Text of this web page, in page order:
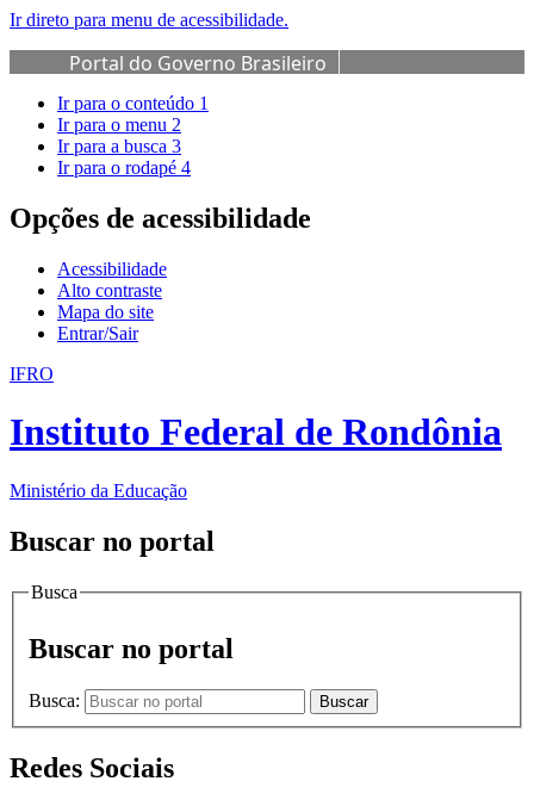
Ir direto para menu de acessibilidade.
Portal do Governo Brasileiro
Ir para o conteúdo 1
Ir para o menu 2
Ir para a busca 3
Ir para o rodapé 4
Opções de acessibilidade
Acessibilidade
Alto contraste
Mapa do site
Entrar/Sair
IFRO
Instituto Federal de Rondônia
Ministério da Educação
Buscar no portal
Busca
Buscar no portal
Busca: Buscar
Redes Sociais